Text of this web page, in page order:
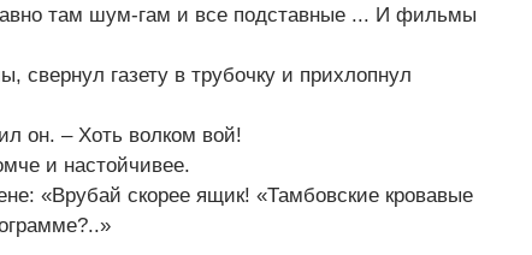
там шум-гам и все подставные ... И фильмы
свернул газету в трубочку и прихлопнул
он. – Хоть волком вой!
и настойчивее.
«Врубай скорее ящик! «Тамбовские кровавые